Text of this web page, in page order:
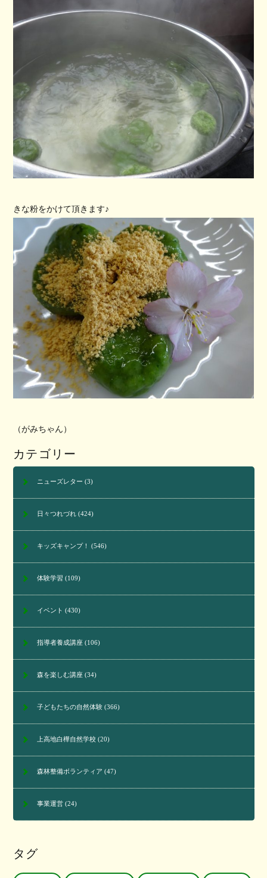
きな粉をかけて頂きます♪
（がみちゃん）
カテゴリー
ニューズレター (3)
日々つれづれ(424)
キッズキャンプ！ (546)
体験学習 (109)
イベント (430)
指導者養成講座(106)
森を楽しむ講座(34)
子どもたちの自然体験(366)
上高地白樺自然学校(20)
森林整備ボランティア (47)
事業運営(24)
タグ